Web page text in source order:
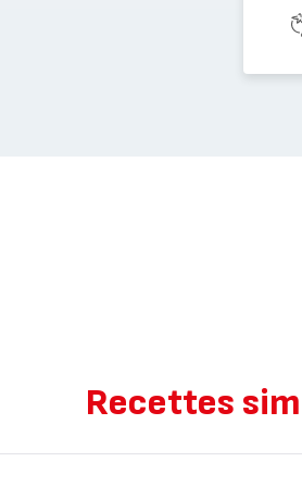
Recettes